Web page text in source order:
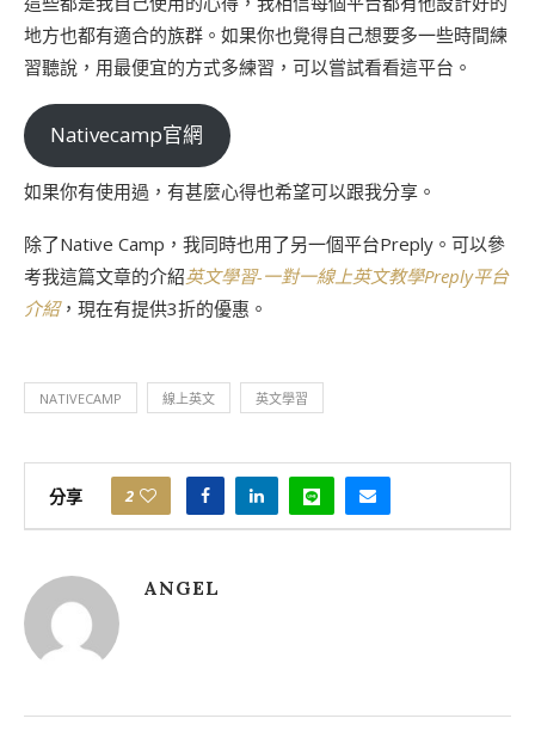
地方也都有適合的族群。如果你也覺得自己想要多一些時間練
習聽說，用最便宜的方式多練習，可以嘗試看看這平台。
Nativecamp官網
如果你有使用過，有甚麼心得也希望可以跟我分享。
除了Native Camp，我同時也用了另一個平台Preply。可以參
考我這篇文章的介紹英文學習-一對一線上英文教學Preply平台
介紹，現在有提供3折的優惠。
NATIVECAMP 線上英文 英文學習
分享 2
ANGEL